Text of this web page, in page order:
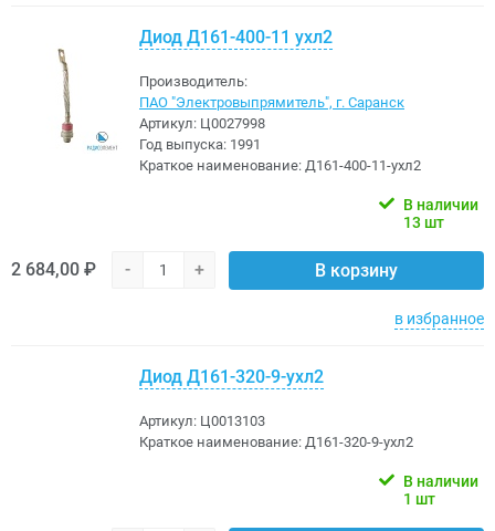
Диод Д161-400-11 ухл2
Производитель:
ПАО "Электровыпрямитель", г. Саранск
Артикул: Ц0027998
Год выпуска: 1991
Краткое наименование: Д161-400-11-ухл2
В наличии
13 шт
2 684,00 ₽ - + В корзину
в избранное
Диод Д161-320-9-ухл2
Артикул: Ц0013103
Краткое наименование: Д161-320-9-ухл2
В наличии
1 шт